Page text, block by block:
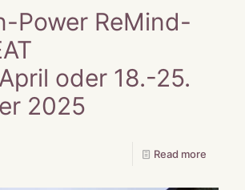
Power ReMind-
oder 18.-25.
2025
Read more